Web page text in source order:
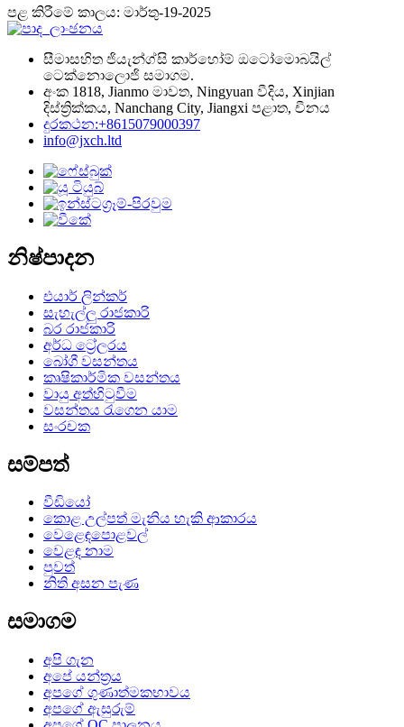
පළ කිරීමේ කාලය: මාර්තු-19-2025
සීමාසහිත ජියැන්ග්සි කාර්හෝම් ඔටෝමොබයිල්
ටෙක්නොලොජි සමාගම.
අංක 1818, Jianmo මාවත, Ningyuan වීදිය, Xinjian
දිස්ත්‍රික්කය, Nanchang City, Jiangxi පළාත, චීනය
දුරකථන:+8615079000397
info@jxch.ltd
නිෂ්පාදන
එයාර් ලින්කර්
සැහැල්ලු රාජකාරි
බර රාජකාරි
අර්ධ ට්‍රේලරය
බෝගී වසන්තය
කෘෂිකාර්මික වසන්තය
වායු අත්හිටුවීම
වසන්තය රැගෙන යාම
සංරචක
සම්පත්
වීඩියෝ
කොළ උල්පත් මැනිය හැකි ආකාරය
වෙළෙඳපොළවල්
වෙළඳ නාම
පුවත්
නිති අසන පැණ
සමාගම
අපි ගැන
අපේ යන්ත්‍රය
අපගේ ගුණාත්මකභාවය
අපගේ ඇසුරුම්